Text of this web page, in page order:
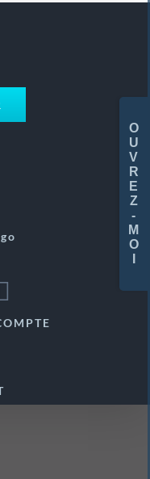
de
zone
de
la